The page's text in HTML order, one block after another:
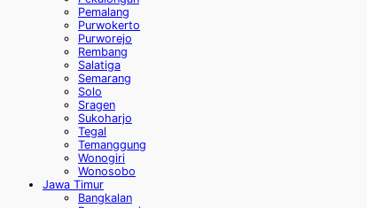
Pemalang
Purwokerto
Purworejo
Rembang
Salatiga
Semarang
Solo
Sragen
Sukoharjo
Tegal
Temanggung
Wonogiri
Wonosobo
Jawa Timur
Bangkalan